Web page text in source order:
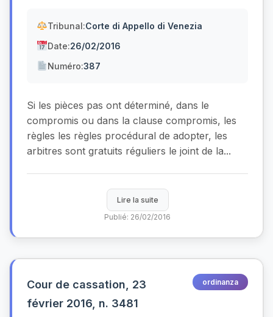
Tribunal:Corte di Appello di Venezia
Date:26/02/2016
Numéro:387
Si les pièces pas ont déterminé, dans le
compromis ou dans la clause compromis, les
règles les règles procédural de adopter, les
arbitres sont gratuits réguliers le joint de la...
Lire la suite
Publié: 26/02/2016
Cour de cassation, 23
février 2016, n. 3481
ordinanza